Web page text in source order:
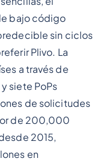
bajo código
sin ciclos
Plivo. La
a través de
siete PoPs
de solicitudes
de 200,000
2015,
en